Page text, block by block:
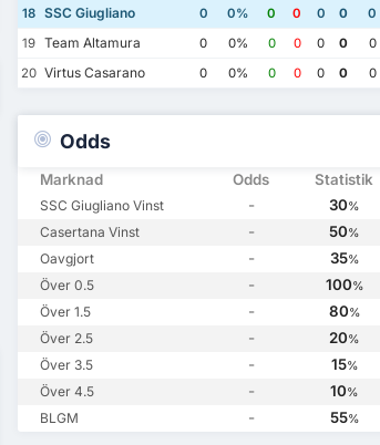
Casertana
SSC Giugliano
18 SSC Giugliano 0 0% 0 0 0 0
0
19 Team Altamura 0 0% 0 0 0 0
0
20 Virtus Casarano 0 0% 0 0 0 0 0
Odds
Marknad Odds Statistik
SSC Giugliano Vinst - 30%
Casertana Vinst - 50%
Oavgjort - 35%
Över 0.5 - 100%
Över 1.5 - 80%
Över 2.5 - 20%
Över 3.5 - 15%
Över 4.5 - 10%
BLGM - 55%